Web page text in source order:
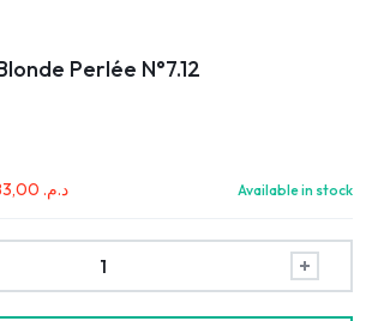
Perlée N°7.12
د.م. Available in stock